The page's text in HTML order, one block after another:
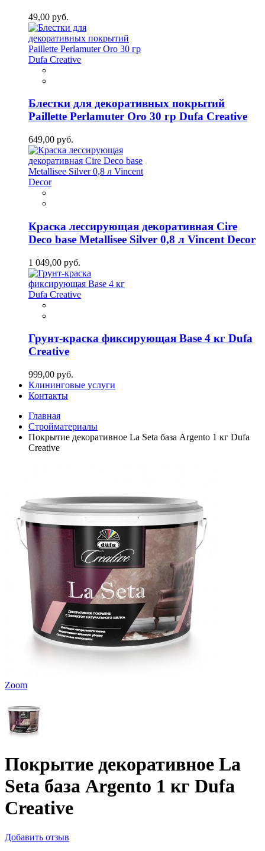
49,00 руб.
Блестки для декоративных покрытий
Paillette Perlamuter Oro 30 гр Dufa Creative
649,00 руб.
Краска лессирующая декоративная Cire
Deco base Metallisee Silver 0,8 л Vincent Decor
1 049,00 руб.
Грунт-краска фиксирующая Base 4 кг Dufa
Creative
999,00 руб.
Клининговые услуги
Контакты
Главная
Стройматериалы
Покрытие декоративное La Seta база Argento 1 кг Dufa
Creative
Zoom
Покрытие декоративное La
Seta база Argento 1 кг Dufa
Creative
Добавить отзыв